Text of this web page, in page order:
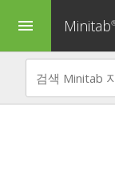
menu Minitab